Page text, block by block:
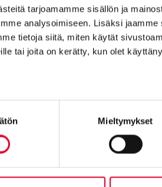
tarjoamamme sisällön ja
analysoimiseen. Lisäksi
tietoja siitä, miten käytät
tai joita on kerätty, kun olet
Mieltymykset